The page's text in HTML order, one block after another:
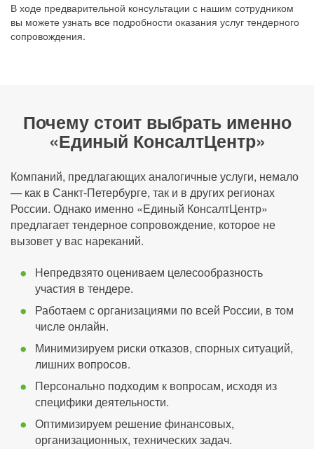
В ходе предварительной консультации с нашим сотрудником
вы можете узнать все подробности оказания услуг тендерного
сопровождения.
Почему стоит выбрать именно
«Единый КонсалтЦентр»
Компаний, предлагающих аналогичные услуги, немало
— как в Санкт-Петербурге, так и в других регионах
России. Однако именно «Единый КонсалтЦентр»
предлагает тендерное сопровождение, которое не
вызовет у вас нареканий.
Непредвзято оцениваем целесообразность
участия в тендере.
Работаем с организациями по всей России, в том
числе онлайн.
Минимизируем риски отказов, спорных ситуаций,
лишних вопросов.
Персонально подходим к вопросам, исходя из
специфики деятельности.
Оптимизируем решение финансовых,
организационных, технических задач.